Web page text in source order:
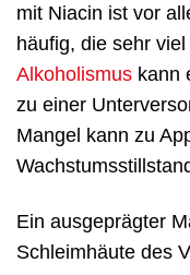
mit Niacin ist vor
häufig, die sehr
Alkoholismus kann
zu einer
Mangel kann zu
Ein ausgeprägter
Schleimhäute des